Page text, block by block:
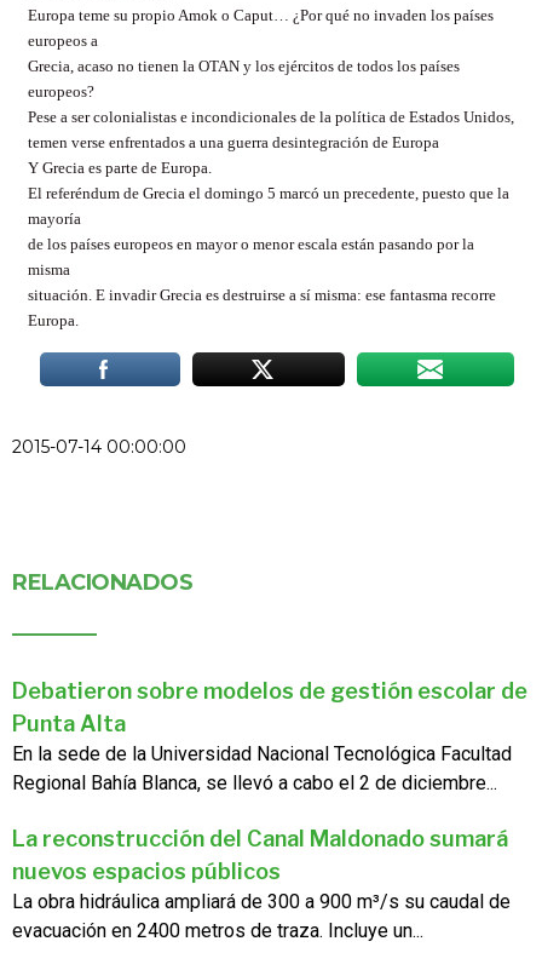
Europa teme su propio Amok o Caput… ¿Por qué no invaden los países
europeos a
Grecia, acaso no tienen la OTAN y los ejércitos de todos los países
europeos?
Pese a ser colonialistas e incondicionales de la política de Estados Unidos,
temen verse enfrentados a una guerra desintegración de Europa
Y Grecia es parte de Europa.
El referéndum de Grecia el domingo 5 marcó un precedente, puesto que la
mayoría
de los países europeos en mayor o menor escala están pasando por la
misma
situación. E invadir Grecia es destruirse a sí misma: ese fantasma recorre
Europa.
2015-07-14 00:00:00
RELACIONADOS
Debatieron sobre modelos de gestión escolar de
Punta Alta
En la sede de la Universidad Nacional Tecnológica Facultad
Regional Bahía Blanca, se llevó a cabo el 2 de diciembre...
La reconstrucción del Canal Maldonado sumará
nuevos espacios públicos
La obra hidráulica ampliará de 300 a 900 m³/s su caudal de
evacuación en 2400 metros de traza. Incluye un...